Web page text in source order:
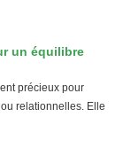
un équilibre
précieux pour
relationnelles. Elle